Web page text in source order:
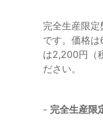
完全生産限
です。価格
は2,200円（
ださい。
- 完全生産限